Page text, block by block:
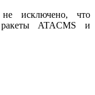
исключено, что
ATACMS и